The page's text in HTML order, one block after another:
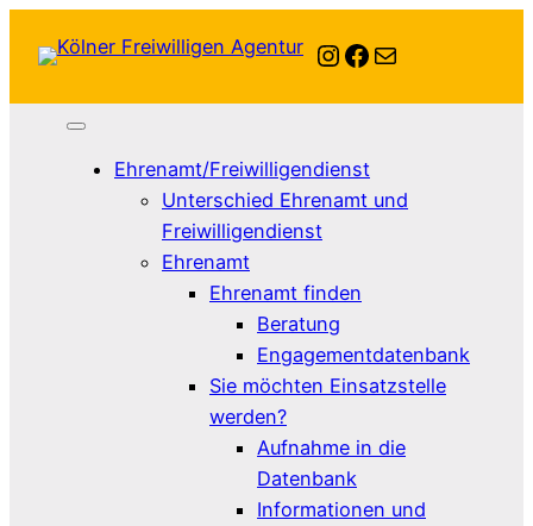
Instagram
Facebook
E-Mail
Ehrenamt/Freiwilligendienst
Unterschied Ehrenamt und
Freiwilligendienst
Ehrenamt
Ehrenamt finden
Beratung
Engagementdatenbank
Sie möchten Einsatzstelle
werden?
Aufnahme in die
Datenbank
Informationen und